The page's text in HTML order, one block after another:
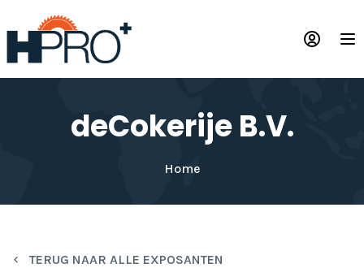
en
naar
de
deCokerije B.V.
Home
TERUG NAAR ALLE EXPOSANTEN